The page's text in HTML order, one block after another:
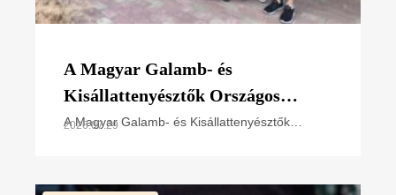
A Magyar Galamb- és
Kisállattenyésztők Országos
Szövetségének elnökével
A Magyar Galamb- és Kisállattenyésztők
2026.07.29